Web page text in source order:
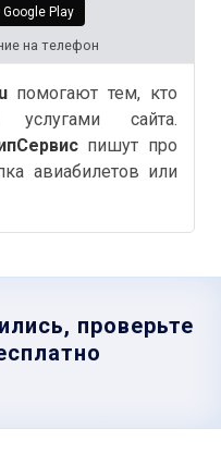
Google Play
на телефон
помогают тем, кто
сайта.
пишут про
авиабилетов или
быстро ли был
проверьте